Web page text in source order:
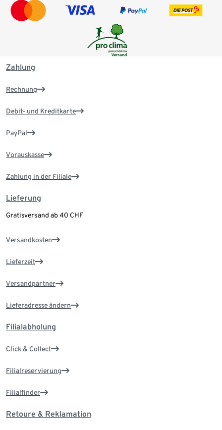
Zahlung
Rechnung
Debit- und Kreditkarte
PayPal
Vorauskasse
Zahlung in der Filiale
Lieferung
Gratisversand ab 40 CHF
Versandkosten
Lieferzeit
Versandpartner
Lieferadresse ändern
Filialabholung
Click & Collect
Filialreservierung
Filialfinder
Retoure & Reklamation